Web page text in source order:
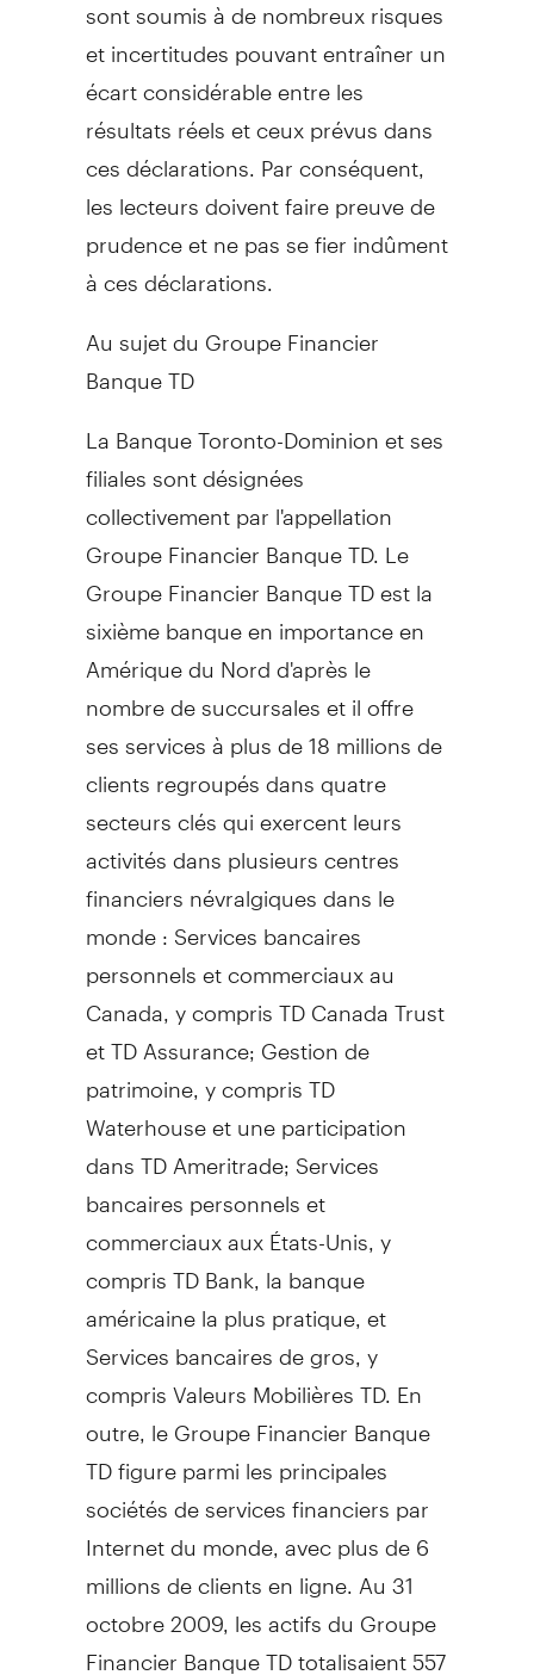
et incertitudes pouvant entraîner un
écart considérable entre les
résultats réels et ceux prévus dans
ces déclarations. Par conséquent,
les lecteurs doivent faire preuve de
prudence et ne pas se fier indûment
à ces déclarations.
Au sujet du Groupe Financier
Banque TD
La Banque Toronto-Dominion et ses
filiales sont désignées
collectivement par l'appellation
Groupe Financier Banque TD. Le
Groupe Financier Banque TD est la
sixième banque en importance en
Amérique du Nord d'après le
nombre de succursales et il offre
ses services à plus de 18 millions de
clients regroupés dans quatre
secteurs clés qui exercent leurs
activités dans plusieurs centres
financiers névralgiques dans le
monde : Services bancaires
personnels et commerciaux au
Canada, y compris TD Canada Trust
et TD Assurance; Gestion de
patrimoine, y compris TD
Waterhouse et une participation
dans TD Ameritrade; Services
bancaires personnels et
commerciaux aux États-Unis, y
compris TD Bank, la banque
américaine la plus pratique, et
Services bancaires de gros, y
compris Valeurs Mobilières TD. En
outre, le Groupe Financier Banque
TD figure parmi les principales
sociétés de services financiers par
Internet du monde, avec plus de 6
millions de clients en ligne. Au 31
octobre 2009, les actifs du Groupe
Financier Banque TD totalisaient 557